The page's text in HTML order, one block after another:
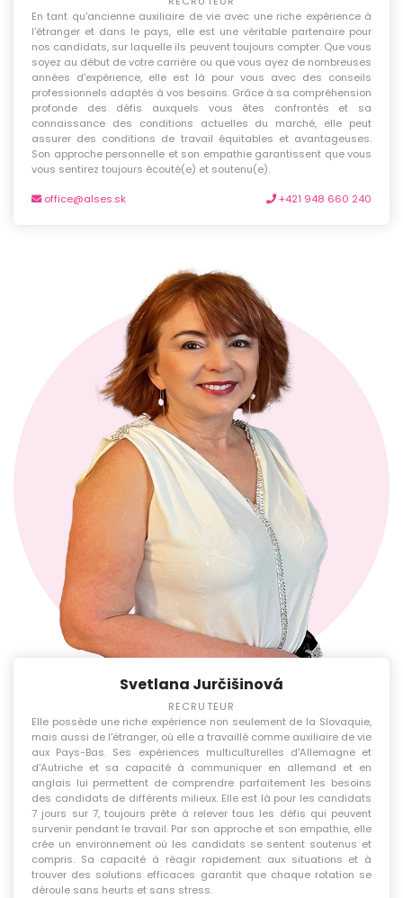
En tant qu'ancienne auxiliaire de vie avec une riche expérience à
l'étranger et dans le pays, elle est une véritable partenaire pour
nos candidats, sur laquelle ils peuvent toujours compter. Que vous
soyez au début de votre carrière ou que vous ayez de nombreuses
années d'expérience, elle est là pour vous avec des conseils
professionnels adaptés à vos besoins. Grâce à sa compréhension
profonde des défis auxquels vous êtes confrontés et sa
connaissance des conditions actuelles du marché, elle peut
assurer des conditions de travail équitables et avantageuses.
Son approche personnelle et son empathie garantissent que vous
vous sentirez toujours écouté(e) et soutenu(e).
office@alses.sk +421 948 660 240
Svetlana Jurčišinová
RECRUTEUR
Elle possède une riche expérience non seulement de la Slovaquie,
mais aussi de l'étranger, où elle a travaillé comme auxiliaire de vie
aux Pays-Bas. Ses expériences multiculturelles d'Allemagne et
d'Autriche et sa capacité à communiquer en allemand et en
anglais lui permettent de comprendre parfaitement les besoins
des candidats de différents milieux. Elle est là pour les candidats
7 jours sur 7, toujours prête à relever tous les défis qui peuvent
survenir pendant le travail. Par son approche et son empathie, elle
crée un environnement où les candidats se sentent soutenus et
compris. Sa capacité à réagir rapidement aux situations et à
trouver des solutions efficaces garantit que chaque rotation se
déroule sans heurts et sans stress.